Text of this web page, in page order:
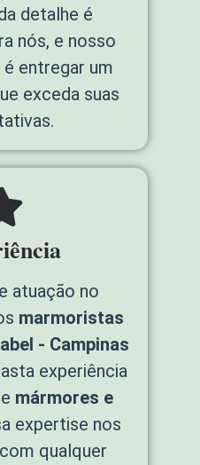
detalhe é
nós, e nosso
entregar um
exceda suas
atuação no
marmoristas
- Campinas
experiência
mármores e
expertise nos
qualquer